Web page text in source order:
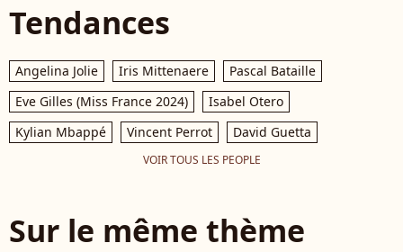
Tendances
Angelina Jolie Iris Mittenaere
Pascal Bataille
Eve Gilles (Miss France 2024)
Isabel Otero
Kylian Mbappé
Vincent Perrot David Guetta
VOIR TOUS LES PEOPLE
Sur le même thème